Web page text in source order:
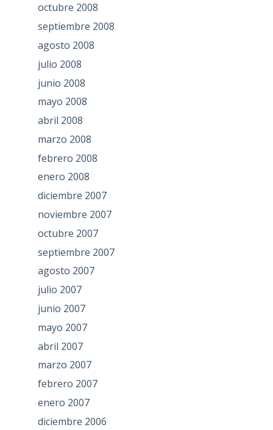
octubre 2008
septiembre 2008
agosto 2008
julio 2008
junio 2008
mayo 2008
abril 2008
marzo 2008
febrero 2008
enero 2008
diciembre 2007
noviembre 2007
octubre 2007
septiembre 2007
agosto 2007
julio 2007
junio 2007
mayo 2007
abril 2007
marzo 2007
febrero 2007
enero 2007
diciembre 2006